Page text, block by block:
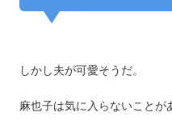
しかし夫が可愛そうだ。
麻也子は気に入らないことが